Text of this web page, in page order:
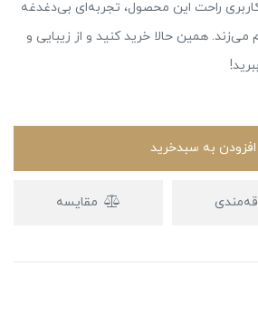
راحت این محصول، تجربه‌ای بی‌دغدغه
می‌زند. همین حالا خرید کنید و از زیبایی و
افزودن به سبدخرید
مقایسه